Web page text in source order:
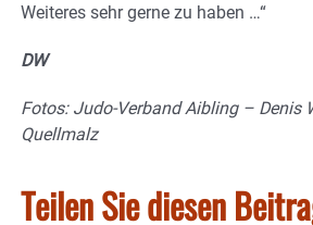
Weiteres sehr gerne zu haben …“
DW
Fotos: Judo-Verband Aibling – Denis
Quellmalz
Teilen Sie diesen